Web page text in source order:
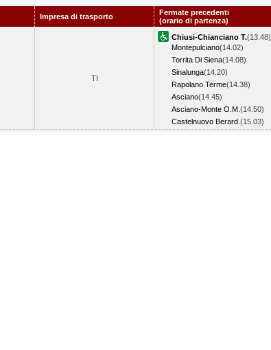
Impresa di trasporto
Fermate precedenti
(orario di partenza)
TI
Chiusi-Chianciano T.(13.48)
Montepulciano(14.02)
Torrita Di Siena(14.08)
Sinalunga(14.20)
Rapolano Terme(14.38)
Asciano(14.45)
Asciano-Monte O.M. (14.50)
Castelnuovo Berard. (15.03)